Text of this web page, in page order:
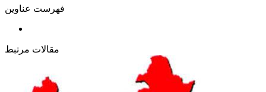
فهرست عناوین
مقالات مرتبط